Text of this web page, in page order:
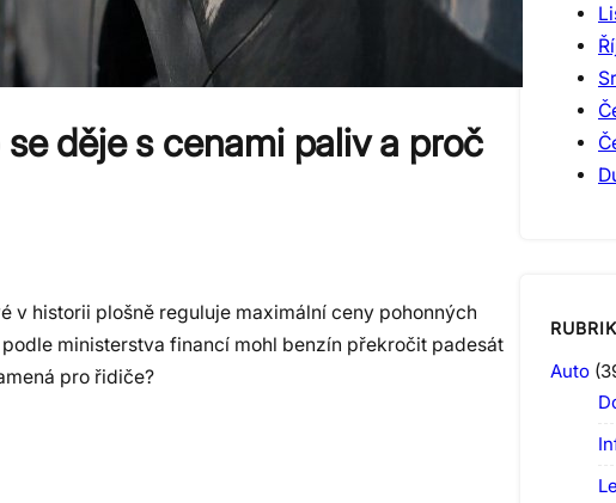
děje s cenami paliv a proč
v historii plošně reguluje maximální ceny pohonných
ministerstva financí mohl benzín překročit padesát
pro řidiče?
Auto